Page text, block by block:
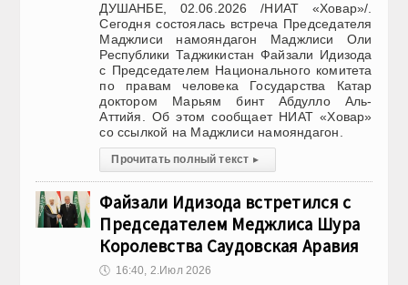
ДУШАНБЕ, 02.06.2026 /НИАТ «Ховар»/.
Сегодня состоялась встреча Председателя
Маджлиси намояндагон Маджлиси Оли
Республики Таджикистан Файзали Идизода
с Председателем Национального комитета
по правам человека Государства Катар
доктором Марьям бинт Абдулло Аль-
Аттийя. Об этом сообщает НИАТ «Ховар»
со ссылкой на Маджлиси намояндагон.
Прочитать полный текст ▸
Файзали Идизода встретился с
Председателем Меджлиса Шура
Королевства Саудовская Аравия
🕔 16:40, 2.Июл 2026